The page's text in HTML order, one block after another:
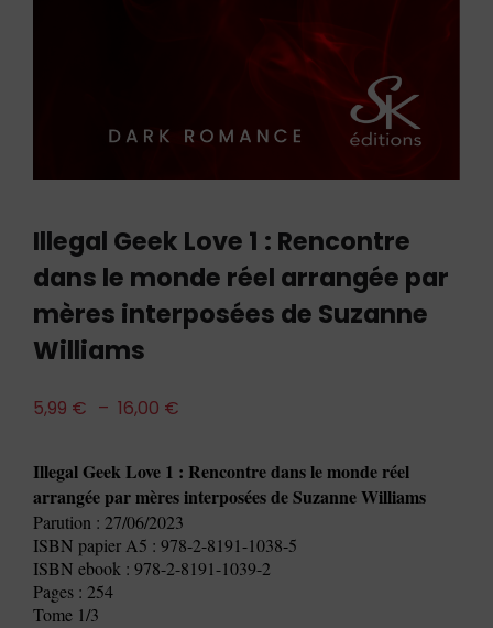
Illegal Geek Love 1 : Rencontre
dans le monde réel arrangée par
mères interposées de Suzanne
Williams
5,99 € – 16,00 €
Illegal Geek Love 1 : Rencontre dans le monde réel
arrangée par mères interposées de Suzanne Williams
Parution : 27/06/2023
ISBN papier A5 : 978-2-8191-1038-5
ISBN ebook : 978-2-8191-1039-2
Pages : 254
Tome 1/3